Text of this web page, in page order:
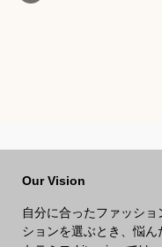
Our Vision
自分に合ったファッシ
ションを選ぶとき、悩ん